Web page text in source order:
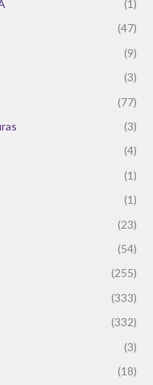
(1)
(47)
(9)
(3)
(77)
(3)
(4)
(1)
(1)
(23)
(54)
(255)
(333)
(332)
(3)
(18)